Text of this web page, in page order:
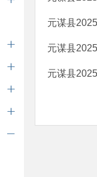
元谋县
元谋县
元谋县